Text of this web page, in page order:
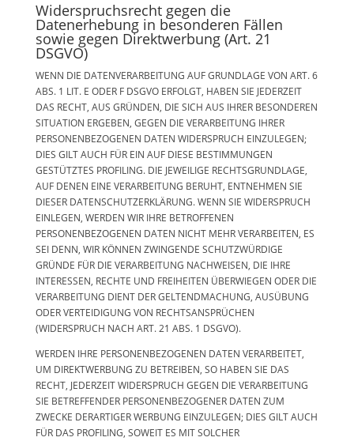
Widerspruchsrecht gegen die
Datenerhebung in besonderen Fällen
sowie gegen Direktwerbung (Art. 21
DSGVO)
WENN DIE DATENVERARBEITUNG AUF GRUNDLAGE VON ART. 6
ABS. 1 LIT. E ODER F DSGVO ERFOLGT, HABEN SIE JEDERZEIT
DAS RECHT, AUS GRÜNDEN, DIE SICH AUS IHRER BESONDEREN
SITUATION ERGEBEN, GEGEN DIE VERARBEITUNG IHRER
PERSONENBEZOGENEN DATEN WIDERSPRUCH EINZULEGEN;
DIES GILT AUCH FÜR EIN AUF DIESE BESTIMMUNGEN
GESTÜTZTES PROFILING. DIE JEWEILIGE RECHTSGRUNDLAGE,
AUF DENEN EINE VERARBEITUNG BERUHT, ENTNEHMEN SIE
DIESER DATENSCHUTZERKLÄRUNG. WENN SIE WIDERSPRUCH
EINLEGEN, WERDEN WIR IHRE BETROFFENEN
PERSONENBEZOGENEN DATEN NICHT MEHR VERARBEITEN, ES
SEI DENN, WIR KÖNNEN ZWINGENDE SCHUTZWÜRDIGE
GRÜNDE FÜR DIE VERARBEITUNG NACHWEISEN, DIE IHRE
INTERESSEN, RECHTE UND FREIHEITEN ÜBERWIEGEN ODER DIE
VERARBEITUNG DIENT DER GELTENDMACHUNG, AUSÜBUNG
ODER VERTEIDIGUNG VON RECHTSANSPRÜCHEN
(WIDERSPRUCH NACH ART. 21 ABS. 1 DSGVO).
WERDEN IHRE PERSONENBEZOGENEN DATEN VERARBEITET,
UM DIREKTWERBUNG ZU BETREIBEN, SO HABEN SIE DAS
RECHT, JEDERZEIT WIDERSPRUCH GEGEN DIE VERARBEITUNG
SIE BETREFFENDER PERSONENBEZOGENER DATEN ZUM
ZWECKE DERARTIGER WERBUNG EINZULEGEN; DIES GILT AUCH
FÜR DAS PROFILING, SOWEIT ES MIT SOLCHER